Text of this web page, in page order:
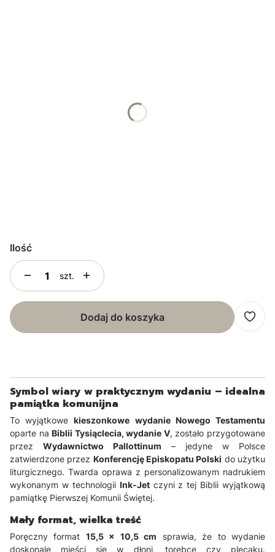
Ilość
szt.
Dodaj do koszyka
Symbol wiary w praktycznym wydaniu – idealna
pamiątka komunijna
To wyjątkowekieszonkowe wydanie Nowego Testamentu
oparte naBiblii Tysiąclecia, wydanie V, zostało przygotowane
przez Wydawnictwo Pallottinum – jedyne w Polsce
zatwierdzone przez Konferencję Episkopatu Polski do użytku
liturgicznego. Twarda oprawa z personalizowanym nadrukiem
wykonanym w technologii Ink-Jetczyni z tej Biblii wyjątkową
pamiątkę Pierwszej Komunii Świętej.
Mały format, wielka treść
Poręczny format 15,5 × 10,5 cm sprawia, że to wydanie
doskonale mieści się w dłoni, torebce czy plecaku.